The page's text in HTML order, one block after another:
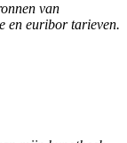
van
en euribor tarieven.